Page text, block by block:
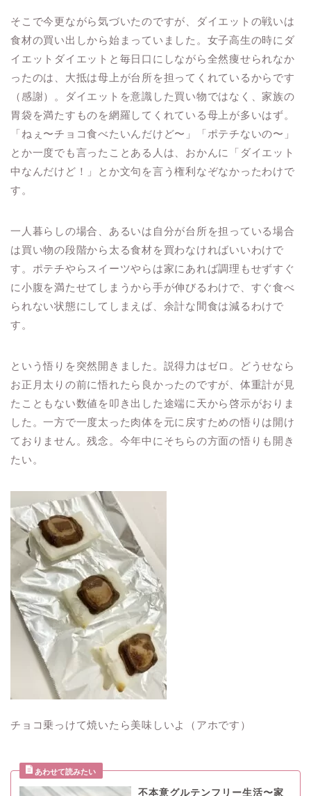
そこで今更ながら気づいたのですが、ダイエットの戦いは
食材の買い出しから始まっていました。女子高生の時にダ
イエットダイエットと毎日口にしながら全然痩せられなか
ったのは、大抵は母上が台所を担ってくれているからです
（感謝）。ダイエットを意識した買い物ではなく、家族の
胃袋を満たすものを網羅してくれている母上が多いはず。
「ねぇ〜チョコ食べたいんだけど〜」「ポテチないの〜」
とか一度でも言ったことある人は、おかんに「ダイエット
中なんだけど！」とか文句を言う権利なぞなかったわけで
す。
一人暮らしの場合、あるいは自分が台所を担っている場合
は買い物の段階から太る食材を買わなければいいわけで
す。ポテチやらスイーツやらは家にあれば調理もせずすぐ
に小腹を満たせてしまうから手が伸びるわけで、すぐ食べ
られない状態にしてしまえば、余計な間食は減るわけで
す。
という悟りを突然開きました。説得力はゼロ。どうせなら
お正月太りの前に悟れたら良かったのですが、体重計が見
たこともない数値を叩き出した途端に天から啓示がおりま
した。一方で一度太った肉体を元に戻すための悟りは開け
ておりません。残念。今年中にそちらの方面の悟りも開き
たい。
チョコ乗っけて焼いたら美味しいよ（アホです）
不本意グルテンフリー生活〜家